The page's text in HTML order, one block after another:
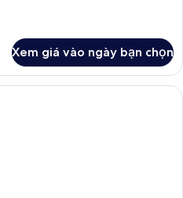
Xem giá vào ngày bạn chọn